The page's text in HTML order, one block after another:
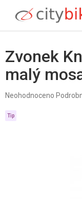
obsah
Zvonek
malý
Průměrné
produktu
Neohodnoceno
Tip